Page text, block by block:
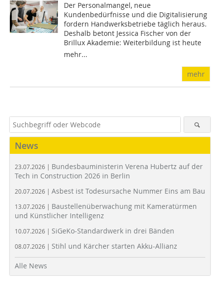
Der Personalmangel, neue
Kundenbedürfnisse und die Digitalisierung
fordern Handwerksbetriebe täglich heraus.
Deshalb betont Jessica Fischer von der
Brillux Akademie: Weiterbildung ist heute
mehr...
mehr
News
23.07.2026 | Bundesbauministerin Verena Hubertz auf der
Tech in Construction 2026 in Berlin
20.07.2026 | Asbest ist Todesursache Nummer Eins am Bau
13.07.2026 | Baustellenüberwachung mit Kameratürmen
und Künstlicher Intelligenz
10.07.2026 | SiGeKo-Standardwerk in drei Bänden
08.07.2026 | Stihl und Kärcher starten Akku-Allianz
Alle News